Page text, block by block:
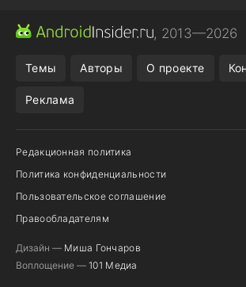
ПРИЛОЖЕНИЯ ANDROID
, 2013—2026
Темы Авторы О проекте
Реклама
Редакционная политика
Политика конфиденциальности
Пользовательское соглашение
Правообладателям
Дизайн — Миша Гончаров
Воплощение — 101 Медиа